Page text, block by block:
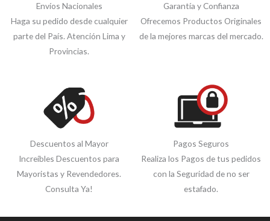
Envíos Nacionales
Haga su pedido desde cualquier
parte del País. Atención Lima y
Provincias.
Garantía y Confianza
Ofrecemos Productos Originales
de la mejores marcas del mercado.
Descuentos al Mayor
Increíbles Descuentos para
Mayoristas y Revendedores.
Consulta Ya!
Pagos Seguros
Realiza los Pagos de tus pedidos
con la Seguridad de no ser
estafado.